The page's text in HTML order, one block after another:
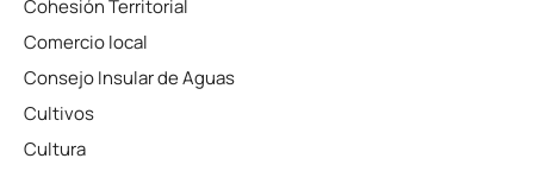
Cohesión Territorial
Comercio local
Consejo Insular de Aguas
Cultivos
Cultura